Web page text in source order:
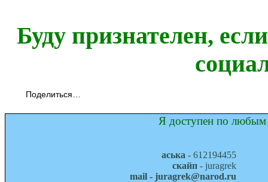
Буду признателен,
Поделиться…
Я доступен по любым
аська - 612194455
скайп - juragrek
mail - juragrek@narod.ru